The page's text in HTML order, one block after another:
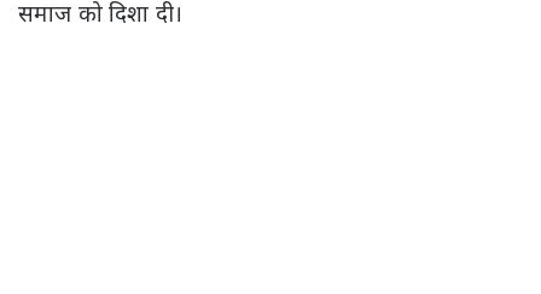
समाज को दिशा दी।